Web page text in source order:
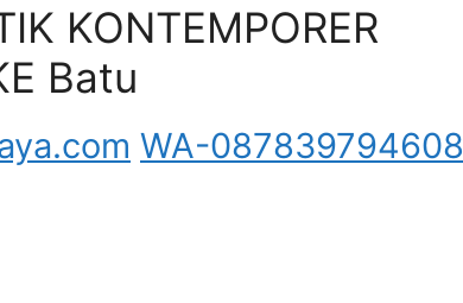
KONTEMPORER
Batu
WA-087839794608